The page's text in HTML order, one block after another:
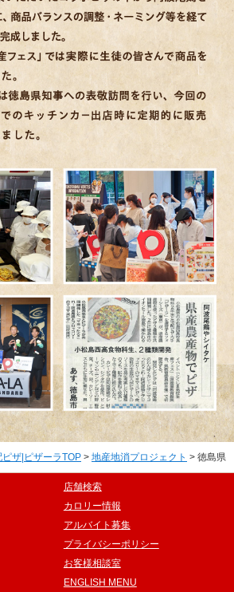
ザ|ピザーラTOP > 地産地消プロジェクト > 徳島県
店舗検索
カロリー情報
アルバイト募集
プライバシーポリシー
お客様相談室
ENGLISH MENU